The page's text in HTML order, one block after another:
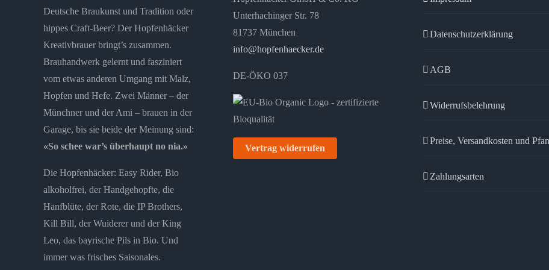
der
Produktseite
werden
Deutsche Braukunst und Tradition oder
hippes Craft-Beer? Der Hopfenhäcker
Kreativbrauer bringt’s zusammen.
Brauhandwerk gelernt und fasziniert
vom etwas anderen Umgang mit Malz,
Hopfen und Hefe. Zwei Männer – der
Münchner und der Ami – brauen in der
Garage, bis sie beide der Meinung sind:
«So schee war’s überhaupt no nia.»
Die Hopfenhäcker: Easy Rider, Bio
alkoholfrei, der Handgehopfte, die
Hanfblüte, der Rote, die IP Brothers,
Kill Bill, der Wuiderer und der King
Leo, das bayrische Pils in Bio. Und
immer was frisches Saisonales.
Unterhachinger Str. 78
81737 München
info@hopfenhaecker.de
DE-ÖKO 037
Vertrag widerrufen
Datenschutzerklärung
AGB
Widerrufsbelehrung
Preise, Versandkosten und
Zahlungsarten